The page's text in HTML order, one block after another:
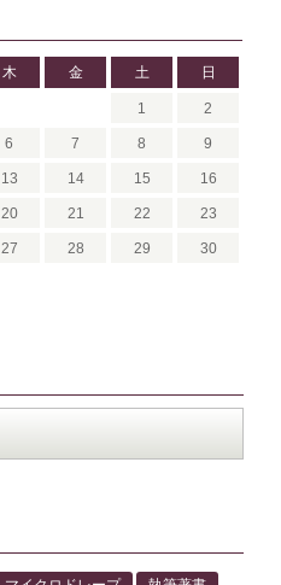
木 金 土 日
1 2
6 7 8 9
13 14 15 16
20 21 22 23
27 28 29 30